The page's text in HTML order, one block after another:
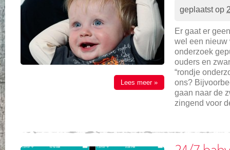
Lees meer »
geplaatst op
Er gaat er
wel een nieuw
onderzoek
ouders en
“rondje
ons?
gaan naar de
zingend voor